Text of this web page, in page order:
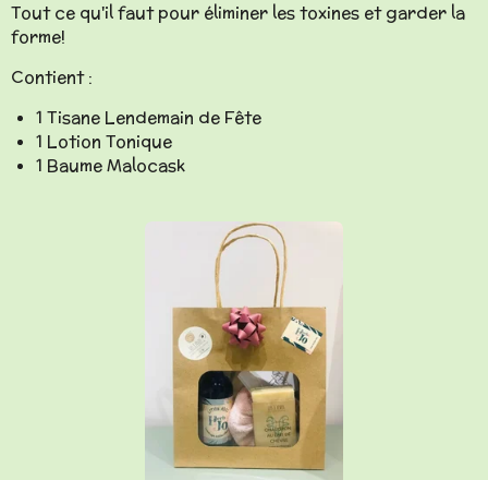
Tout ce qu'il faut pour éliminer les toxines et garder la
forme!
Contient :
1 Tisane Lendemain de Fête
1 Lotion Tonique
1 Baume Malocask